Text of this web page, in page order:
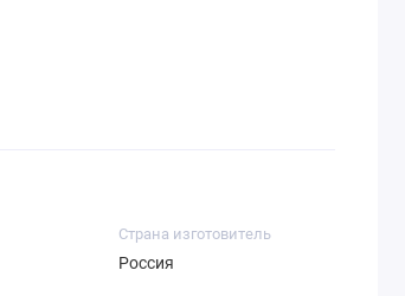
Страна изготовитель
Россия